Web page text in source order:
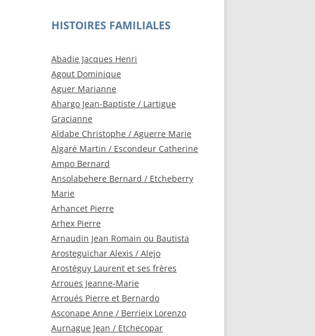
HISTOIRES FAMILIALES
Abadie Jacques Henri
Agout Dominique
Aguer Marianne
Ahargo Jean-Baptiste / Lartigue
Gracianne
Aldabe Christophe / Aguerre Marie
Algaré Martin / Escondeur Catherine
Ampo Bernard
Ansolabehere Bernard / Etcheberry
Marie
Arhancet Pierre
Arhex Pierre
Arnaudin Jean Romain ou Bautista
Arosteguichar Alexis / Alejo
Arostéguy Laurent et ses frères
Arroues Jeanne-Marie
Arroués Pierre et Bernardo
Asconape Anne / Berrieix Lorenzo
Aurnague Jean / Etchecopar